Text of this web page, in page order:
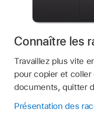
Connaître les
Travaillez plus vite
pour copier et
documents, quitter
Présentation des